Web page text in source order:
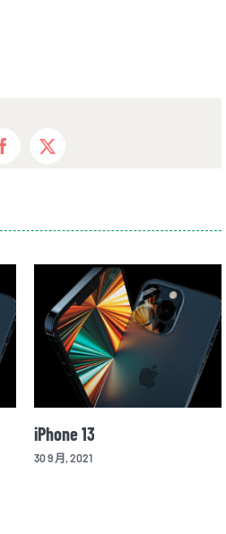
Facebook
X
iPhone 13
30 9 月, 2021